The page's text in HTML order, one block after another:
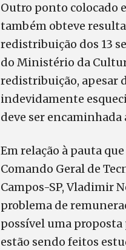
Outro ponto colocado
também obteve
redistribuição dos 13
do Ministério da
redistribuição, apesar
indevidamente
deve ser
Em relação à pauta
Comando Geral de
Campos-SP, Vladimir
problema de
possível uma proposta
estão sendo feitos